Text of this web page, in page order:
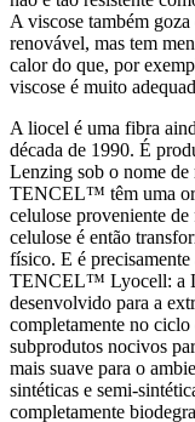
A viscose também
renovável, mas tem
calor do que, por
viscose é muito
A liocel é uma fibra
década de 1990. É
Lenzing sob o nome
TENCEL™ têm uma
celulose proveniente
celulose é então
físico. E é
TENCEL™ Lyocell: a
desenvolvido para a
completamente no
subprodutos nocivos
mais suave para o
sintéticas e semi-
completamente